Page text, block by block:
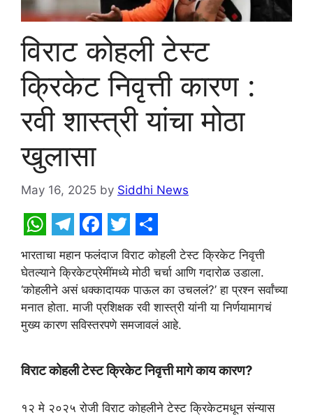
विराट कोहली टेस्ट
क्रिकेट निवृत्ती कारण :
रवी शास्त्री यांचा मोठा
खुलासा
May 16, 2025 by Siddhi News
W
h
a
t
s
A
p
p
T
e
l
e
g
r
a
m
F
a
c
e
b
o
o
k
T
w
i
t
t
e
r
S
h
a
r
e
भारताचा महान फलंदाज विराट कोहली टेस्ट क्रिकेट निवृत्ती
घेतल्याने क्रिकेटप्रेमींमध्ये मोठी चर्चा आणि गदारोळ उडाला.
‘कोहलीने असं धक्कादायक पाऊल का उचललं?’ हा प्रश्न सर्वांच्या
मनात होता. माजी प्रशिक्षक रवी शास्त्री यांनी या निर्णयामागचं
मुख्य कारण सविस्तरपणे समजावलं आहे.
विराट कोहली टेस्ट क्रिकेट निवृत्ती मागे काय कारण?
१२ मे २०२५ रोजी विराट कोहलीने टेस्ट क्रिकेटमधून संन्यास